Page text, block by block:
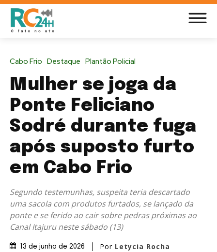
Cabo Frio Destaque Plantão Policial
Mulher se joga da
Ponte Feliciano
Sodré durante fuga
após suposto furto
em Cabo Frio
Segundo testemunhas, suspeita teria descartado
uma sacola com produtos furtados, se lançado da
ponte e se ferido ao cair sobre pedras próximas ao
Canal Itajuru neste sábado (13)
13 de junho de 2026 Por Letycia Rocha